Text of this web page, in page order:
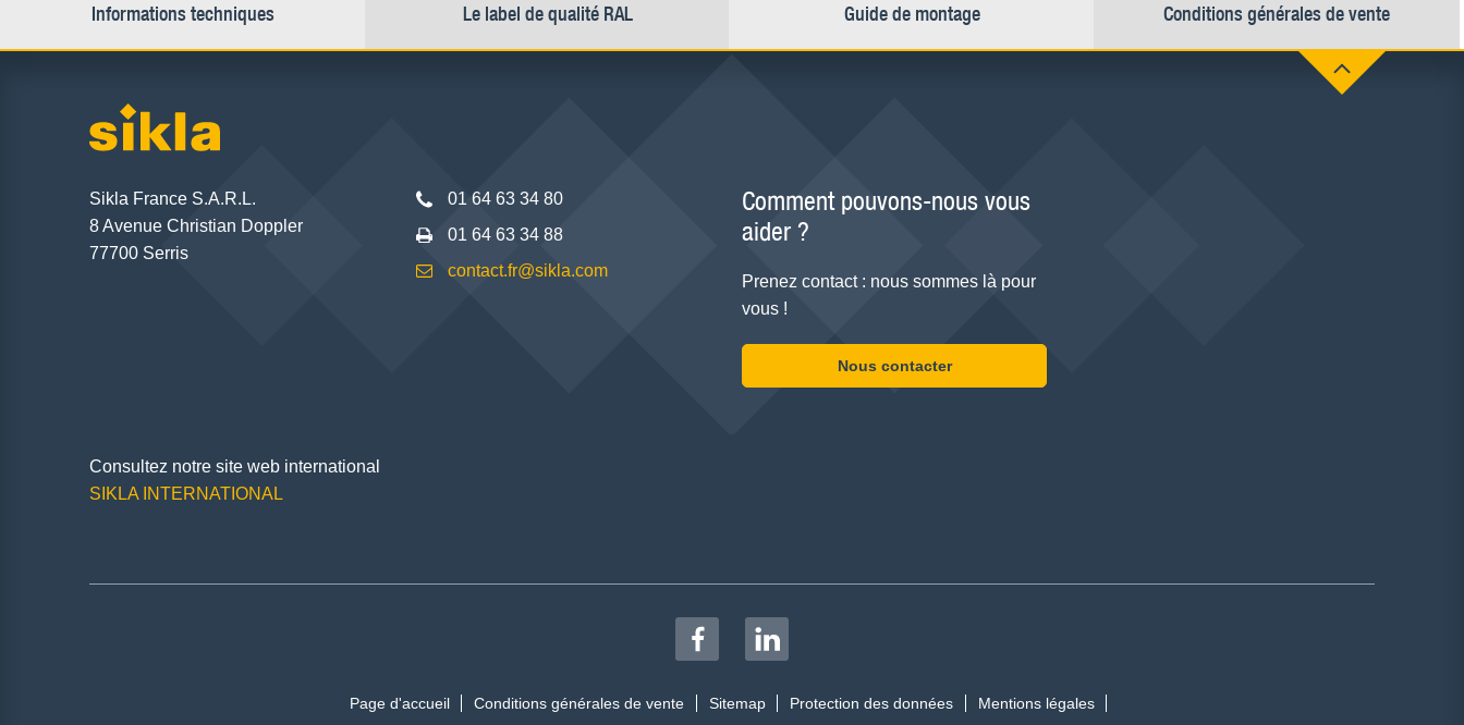
Informations techniques Le label de qualité RAL Guide de montage Conditions générales de vente
Sikla France S.A.R.L.
8 Avenue Christian Doppler
77700 Serris
01 64 63 34 80
01 64 63 34 88
contact.fr@sikla.com
Comment pouvons-nous vous
aider ?
Prenez contact : nous sommes là pour
vous !
Nous contacter
Consultez notre site web international
SIKLA INTERNATIONAL
Page d'accueil Conditions générales de vente Sitemap Protection des données Mentions légales